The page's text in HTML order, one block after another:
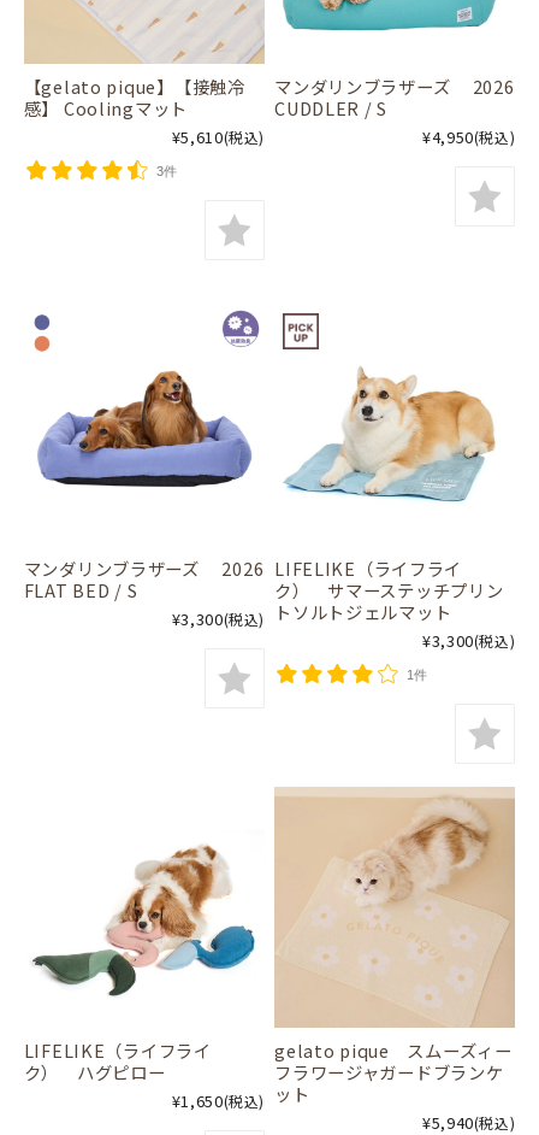
【gelato pique】【接触冷
感】 Coolingマット
¥5,610(税込)
3件
マンダリンブラザーズ 2026
CUDDLER / S
¥4,950(税込)
マンダリンブラザーズ 2026
FLAT BED / S
¥3,300(税込)
LIFELIKE（ライフライ
ク） サマーステッチプリン
トソルトジェルマット
¥3,300(税込)
1件
LIFELIKE（ライフライ
ク） ハグピロー
¥1,650(税込)
gelato pique スムーズィー
フラワージャガードブランケ
ット
¥5,940(税込)